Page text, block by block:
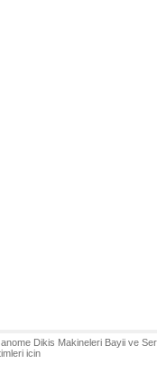
Dikis Makineleri Bayii ve
icin